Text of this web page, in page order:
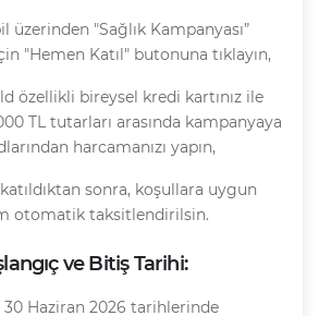
üzerinden "Sağlık Kampanyası”
"Hemen Katıl" butonuna tıklayın,
özellikli bireysel kredi kartınız ile
TL tutarları arasında kampanyaya
harcamanızı yapın,
sonra, koşullara uygun
otomatik taksitlendirilsin.
ve Bitiş Tarihi:
30 Haziran 2026 tarihlerinde